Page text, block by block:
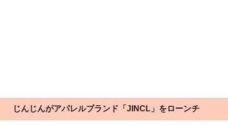
じんじんがアパレルブランド「JINCL」をローンチ